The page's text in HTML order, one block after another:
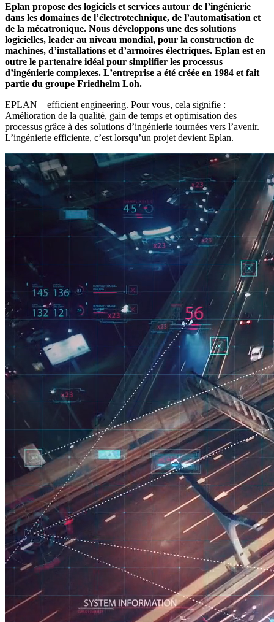
Eplan propose des logiciels et services autour de l’ingénierie
dans les domaines de l’électrotechnique, de l’automatisation et
de la mécatronique. Nous développons une des solutions
logicielles, leader au niveau mondial, pour la construction de
machines, d’installations et d’armoires électriques. Eplan est en
outre le partenaire idéal pour simplifier les processus
d’ingénierie complexes. L’entreprise a été créée en 1984 et fait
partie du groupe Friedhelm Loh.
EPLAN – efficient engineering. Pour vous, cela signifie :
Amélioration de la qualité, gain de temps et optimisation des
processus grâce à des solutions d’ingénierie tournées vers l’avenir.
L’ingénierie efficiente, c’est lorsqu’un projet devient Eplan.